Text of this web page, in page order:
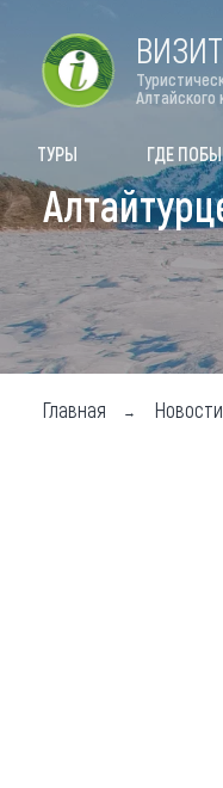
Туры
ВИЗИТ
Алтайского
ТУРЫ ГДЕ
Главная Новости